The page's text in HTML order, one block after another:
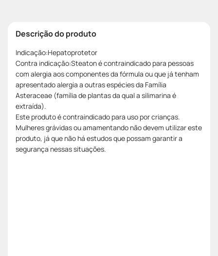
Descrição do produto
Indicação:Hepatoprotetor
Contra indicação:Steaton é contraindicado para pessoas
com alergia aos componentes da fórmula ou que já tenham
apresentado alergia a outras espécies da Família
Asteraceae (família de plantas da qual a silimarina é
extraída).
Este produto é contraindicado para uso por crianças.
Mulheres grávidas ou amamentando não devem utilizar este
produto, já que não há estudos que possam garantir a
segurança nessas situações.